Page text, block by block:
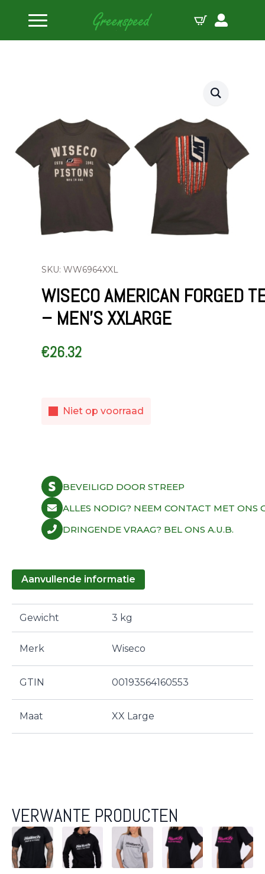
Home
Promotionele kleding
Wiseco American Forged Tee – Men’s XXLarge
SKU: WW6964XXL
WISECO AMERICAN FORGED
– MEN’S XXLARGE
€26.32
Niet op voorraad
BEVEILIGD DOOR STREEP
ALLES NODIG? NEEM CONTACT MET ONS
DRINGENDE VRAAG? BEL ONS A.U.B.
Aanvullende informatie
Gewicht 3 kg
Merk Wiseco
GTIN 00193564160553
Maat XX Large
VERWANTE PRODUCTEN